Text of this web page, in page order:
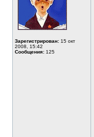
Зарегистрирован: 15 окт
2008, 15:42
Сообщения: 125